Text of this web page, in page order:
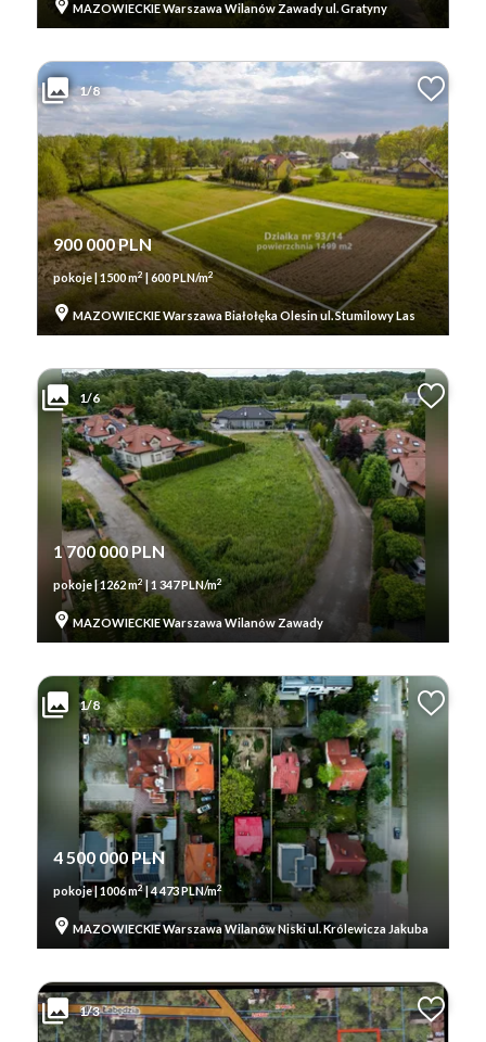
MAZOWIECKIE Warszawa Wilanów Zawady ul. Gratyny
1/8
900 000 PLN
pokoje | 1500 m2| 600 PLN/m2
MAZOWIECKIE Warszawa Białołęka Olesin ul. Stumilowy Las
1/6
1 700 000 PLN
pokoje | 1262 m2| 1 347 PLN/m2
MAZOWIECKIE Warszawa Wilanów Zawady
1/8
4 500 000 PLN
pokoje | 1006 m2| 4 473 PLN/m2
MAZOWIECKIE Warszawa Wilanów Niski ul. Królewicza Jakuba
1/3